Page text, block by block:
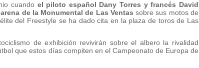
cuandoel piloto español Dany Torres y francés David
de la Monumental de Las Ventassobre sus motos de
del Freestyle se ha dado cita en la plaza de toros de Las
de exhibición revivirán sobre el albero la rivalidad
que estos días compiten en el Campeonato de Europa de